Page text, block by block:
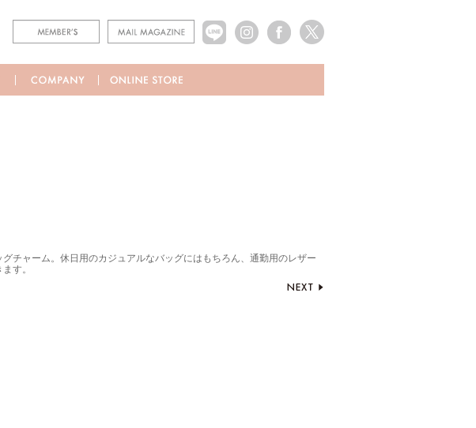
チャーム。休日用のカジュアルなバッグにはもちろん、通勤用のレザー
す。